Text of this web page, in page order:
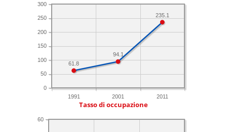
1991 2001 2011
0
50
100
150
200
250
300
235.1
94.1
61.8
Tasso di occupazione
60